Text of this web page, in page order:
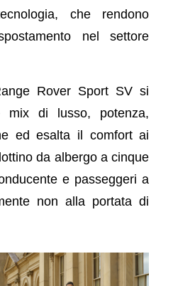
che rendono
nel settore
Rover Sport SV si
mix di lusso, potenza,
ed esalta il comfort ai
da albergo a cinque
e passeggeri a
non alla portata di